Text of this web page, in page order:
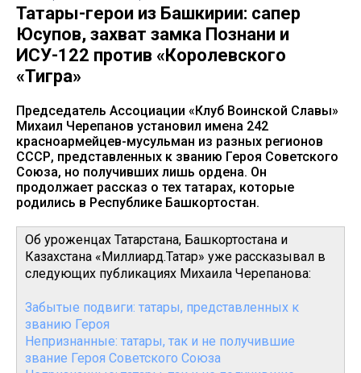
Татары-герои из Башкирии: сапер
Юсупов, захват замка Познани и
ИСУ-122 против «Королевского
«Тигра»
Председатель Ассоциации «Клуб Воинской Славы»
Михаил Черепанов установил имена 242
красноармейцев-мусульман из разных регионов
СССР, представленных к званию Героя Советского
Союза, но получивших лишь ордена. Он
продолжает рассказ о тех татарах, которые
родились в Республике Башкортостан.
Об уроженцах Татарстана, Башкортостана и
Казахстана «Миллиард.Татар» уже рассказывал в
следующих публикациях Михаила Черепанова:
Забытые подвиги: татары, представленных к
званию Героя
Непризнанные: татары, так и не получившие
звание Героя Советского Союза